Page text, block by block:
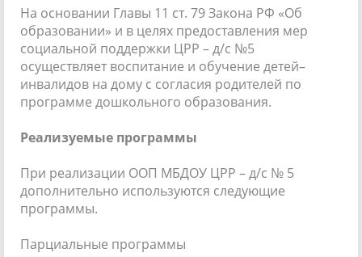
На основании Главы 11 ст. 79 Закона РФ «Об
образовании» и в целях предоставления мер
социальной поддержки ЦРР – д/с №5
осуществляет воспитание и обучение детей–
инвалидов на дому с согласия родителей по
программе дошкольного образования.
Реализуемые программы
При реализации ООП МБДОУ ЦРР – д/с № 5
дополнительно используются следующие
программы.
Парциальные программы